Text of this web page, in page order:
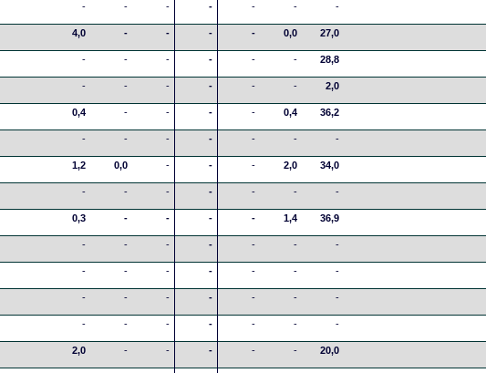
- - - - - - -
4,0 - - - - 0,0 27,0
- - - - - - 28,8
- - - - - - 2,0
0,4 - - - - 0,4 36,2
- - - - - - -
1,2 0,0 - - - 2,0 34,0
- - - - - - -
0,3 - - - - 1,4 36,9
- - - - - - -
- - - - - - -
- - - - - - -
- - - - - - -
2,0 - - - - - 20,0